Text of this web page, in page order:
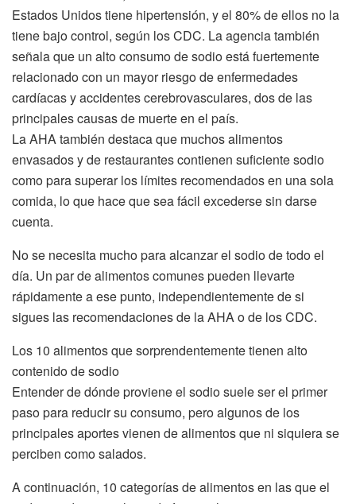
Estados Unidos tiene hipertensión, y el 80% de ellos no la
tiene bajo control, según los CDC. La agencia también
señala que un alto consumo de sodio está fuertemente
relacionado con un mayor riesgo de enfermedades
cardíacas y accidentes cerebrovasculares, dos de las
principales causas de muerte en el país.
La AHA también destaca que muchos alimentos
envasados y de restaurantes contienen suficiente sodio
como para superar los límites recomendados en una sola
comida, lo que hace que sea fácil excederse sin darse
cuenta.
No se necesita mucho para alcanzar el sodio de todo el
día. Un par de alimentos comunes pueden llevarte
rápidamente a ese punto, independientemente de si
sigues las recomendaciones de la AHA o de los CDC.
Los 10 alimentos que sorprendentemente tienen alto
contenido de sodio
Entender de dónde proviene el sodio suele ser el primer
paso para reducir su consumo, pero algunos de los
principales aportes vienen de alimentos que ni siquiera se
perciben como salados.
A continuación, 10 categorías de alimentos en las que el